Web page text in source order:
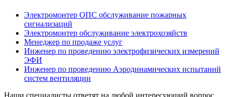
Электромонтер ОПС обслуживание пожарных
сигнализаций
Электромонтер обслуживание электрохозяйств
Менеджер по продаже услуг
Инженер по проведению электрофизических измерений
ЭФИ
Инженер по проведению Аэродинамических испытаний
систем вентиляции
Наши специалисты ответят на любой интересующий вопрос